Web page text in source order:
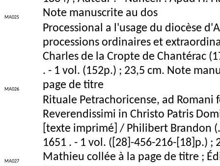
MA025
Note manuscrite au dos
MA026
Processional a l'usage du diocèse
processions ordinaires et
Charles de la Cropte de Chantérac
. - 1 vol. (152p.) ; 23,5 cm. Note
page de titre
MA027
Rituale Petrachoricense, ad
Reverendissimi in Christo Patris
[texte imprimé] / Philibert Brandon
1651 . - 1 vol. ([28]-456-216-[18]p.)
Mathieu collée à la page de titre ;